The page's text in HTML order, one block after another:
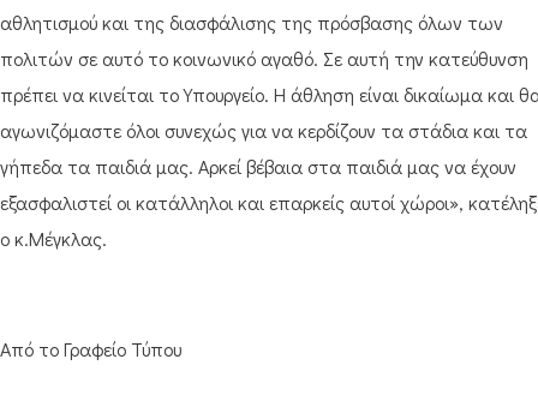
αθλητισμού και της διασφάλισης της πρόσβασης όλων των
πολιτών σε αυτό το κοινωνικό αγαθό. Σε αυτή την κατεύθυνση
πρέπει να κινείται το Υπουργείο. Η άθληση είναι δικαίωμα και
αγωνιζόμαστε όλοι συνεχώς για να κερδίζουν τα στάδια και τα
γήπεδα τα παιδιά μας. Αρκεί βέβαια στα παιδιά μας να έχουν
εξασφαλιστεί οι κατάλληλοι και επαρκείς αυτοί χώροι»,
ο κ.Μέγκλας.
Από το Γραφείο Τύπου